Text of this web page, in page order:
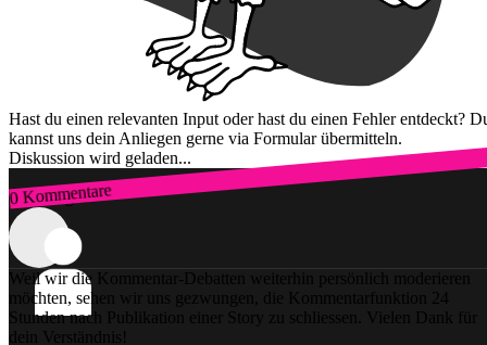
Hast du einen relevanten Input oder hast du einen Fehler entdeckt?
kannst uns dein Anliegen gerne via Formular übermitteln.
Diskussion wird geladen...
0 Kommentare
Zum Login
Weil wir die Kommentar-Debatten weiterhin persönlich moderieren
möchten, sehen wir uns gezwungen, die Kommentarfunktion 24
Stunden nach Publikation einer Story zu schliessen. Vielen Dank für
dein Verständnis!